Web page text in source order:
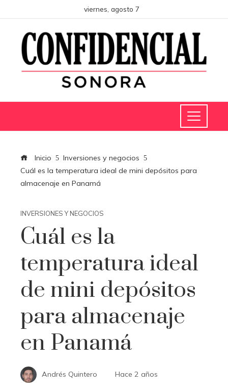
viernes, agosto 7
Inicio
Inversiones y negocios
Cuál es la temperatura ideal de mini depósitos para
almacenaje en Panamá
INVERSIONES Y NEGOCIOS
Cuál es la
temperatura ideal
de mini depósitos
para almacenaje
en Panamá
Andrés Quintero Hace 2 años